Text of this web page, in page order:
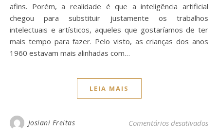
afins. Porém, a realidade é que a inteligência artificial
chegou para substituir justamente os trabalhos
intelectuais e artísticos, aqueles que gostaríamos de ter
mais tempo para fazer. Pelo visto, as crianças dos anos
1960 estavam mais alinhadas com…
LEIA MAIS
Josiani Freitas Comentários desativados